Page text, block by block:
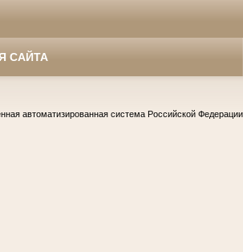
САЙТА
автоматизированная система Российской